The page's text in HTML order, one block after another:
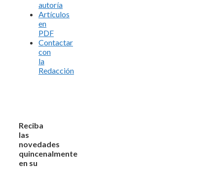
autoría
Artículos
en
PDF
Contactar
con
la
Redacción
Reciba
las
novedades
quincenalmente
en su